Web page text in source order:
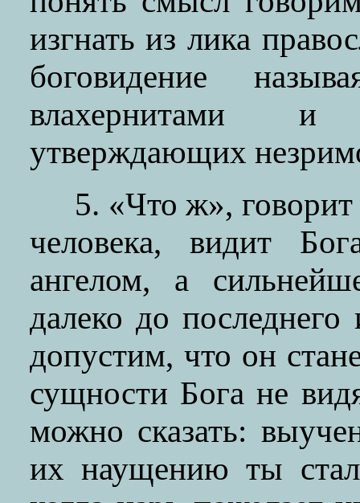
изгнать из лика
боговидение
влахернитами и
утверждающих
5. «Что ж»,
человека, видит
ангелом, а
далеко до
допустим, что он
сущности Бога не
можно сказать:
их наущению ты